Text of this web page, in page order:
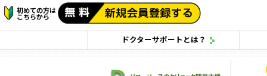
初めての方は
こちらから
ドクターサポートとは？